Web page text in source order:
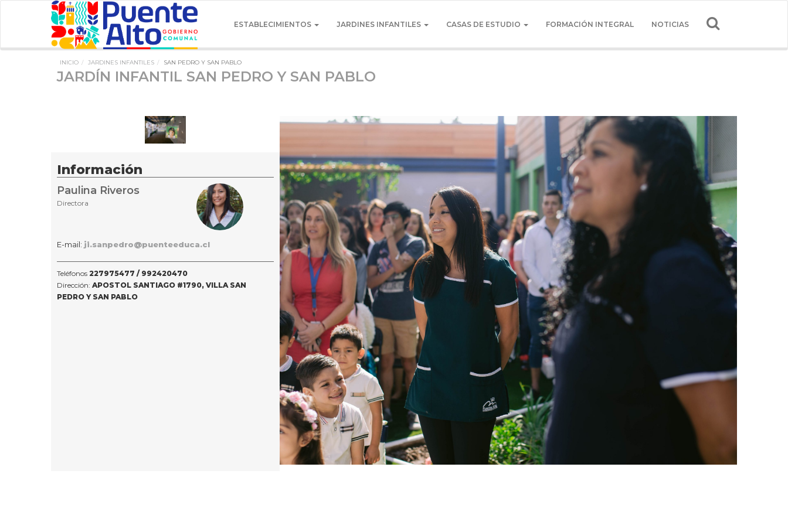
ESTABLECIMIENTOS JARDINES INFANTILES CASAS DE ESTUDIO FORMACIÓN INTEGRAL NOTICIAS
INICIO JARDINES INFANTILES SAN PEDRO Y SAN PABLO
JARDÍN INFANTIL SAN PEDRO Y SAN PABLO
Información
Paulina Riveros
Directora
E-mail: ji.sanpedro@puenteeduca.cl
Teléfonos 227975477 / 992420470
Dirección: APOSTOL SANTIAGO #1790, VILLA SAN
PEDRO Y SAN PABLO